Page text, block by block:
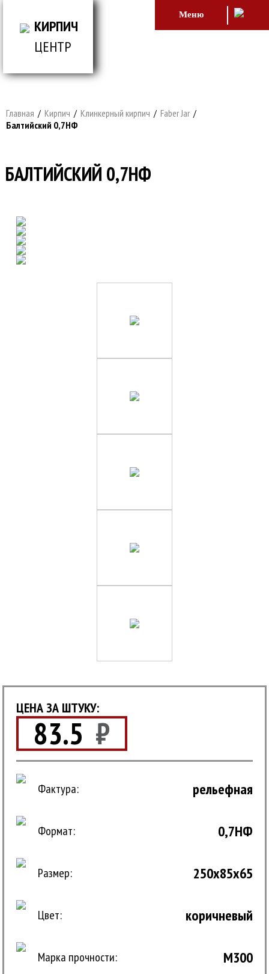
КИРПИЧ
ЦЕНТР
Меню
Главная / Кирпич / Клинкерный кирпич / Faber Jar /
Балтийский 0,7НФ
БАЛТИЙСКИЙ 0,7НФ
ЦЕНА ЗА ШТУКУ:
83.5 ₽
Фактура: рельефная
Формат: 0,7НФ
Размер: 250x85x65
Цвет: коричневый
Марка прочности: M300